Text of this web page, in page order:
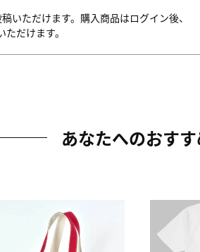
いただけます。購入商品はログイン後、
だけます。
あなたへのおす